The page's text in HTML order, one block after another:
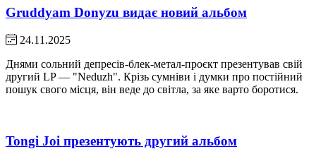
Gruddyam Donyzu видає новий альбом
24.11.2025
Днями сольний депресів-блек-метал-проєкт презентував свій
другий LP — "Neduzh". Крізь сумніви і думки про постійний
пошук свого місця, він веде до світла, за яке варто боротися.
Tongi Joi презентують другий альбом